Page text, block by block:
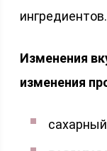
ингредиентов.
Изменения
изменения
сахарный